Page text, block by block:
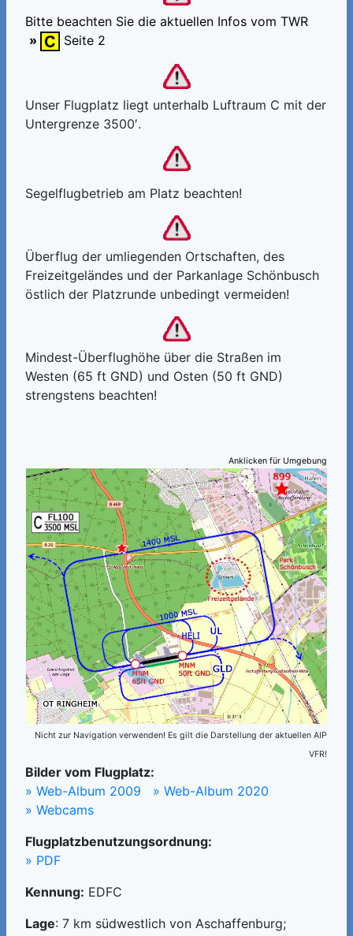
Bitte beachten Sie die aktuellen Infos vom TWR
»
Seite 2
Unser Flugplatz liegt unterhalb Luftraum C mit der
Untergrenze 3500′.
Segelflugbetrieb am Platz beachten!
Überflug der umliegenden Ortschaften, des
Freizeitgeländes und der Parkanlage Schönbusch
östlich der Platzrunde unbedingt vermeiden!
Mindest-Überflughöhe über die Straßen im
Westen (65 ft GND) und Osten (50 ft GND)
strengstens beachten!
Anklicken für Umgebung
Nicht zur Navigation verwenden! Es gilt die Darstellung der aktuellen AIP
VFR!
Bilder vom Flugplatz:
» Web-Album 2009
» Web-Album 2020
» Webcams
Flugplatzbenutzungsordnung:
» PDF
Kennung: EDFC
Lage: 7 km südwestlich von Aschaffenburg;